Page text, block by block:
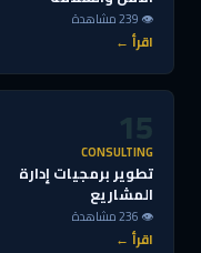
👁 239 مشاهدة
اقرأ ←
15
CONSULTING
تطوير برمجيات إدارة
المشاريع
👁 236 مشاهدة
اقرأ ←